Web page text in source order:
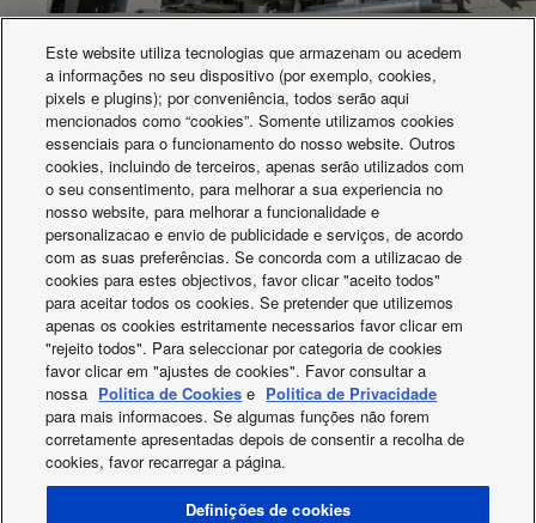
Aquarea cascade for Porsche building
O que está a acontecer
Facebook Instagram Youtube
LinkedIn
Este website utiliza tecnologias que armazenam ou acedem
a informações no seu dispositivo (por exemplo, cookies,
pixels e plugins); por conveniência, todos serão aqui
mencionados como “cookies”. Somente utilizamos cookies
essenciais para o funcionamento do nosso website. Outros
cookies, incluindo de terceiros, apenas serão utilizados com
o seu consentimento, para melhorar a sua experiencia no
nosso website, para melhorar a funcionalidade e
personalizacao e envio de publicidade e serviços, de acordo
com as suas preferências. Se concorda com a utilizacao de
cookies para estes objectivos, favor clicar "aceito todos"
para aceitar todos os cookies. Se pretender que utilizemos
apenas os cookies estritamente necessarios favor clicar em
"rejeito todos". Para seleccionar por categoria de cookies
favor clicar em "ajustes de cookies". Favor consultar a
nossa Politica de Cookies e Politica de Privacidade
para mais informacoes. Se algumas funções não forem
corretamente apresentadas depois de consentir a recolha de
cookies, favor recarregar a página.
Definições de cookies